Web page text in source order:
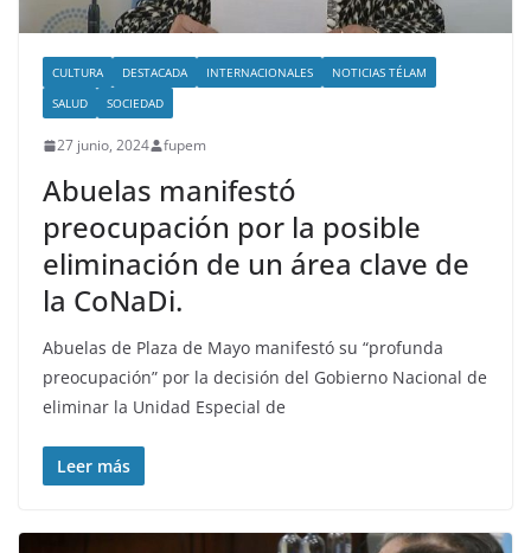
CULTURA DESTACADA INTERNACIONALES
NOTICIAS TÉLAM
SALUD
SOCIEDAD
27 junio, 2024 fupem
Abuelas manifestó
preocupación por la posible
eliminación de un área clave de
la CoNaDi.
Abuelas de Plaza de Mayo manifestó su “profunda
preocupación” por la decisión del Gobierno Nacional de
eliminar la Unidad Especial de
Leer más